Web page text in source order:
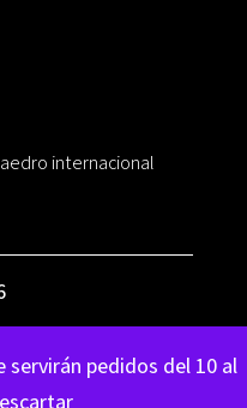
servirán pedidos del 10 al
internacional